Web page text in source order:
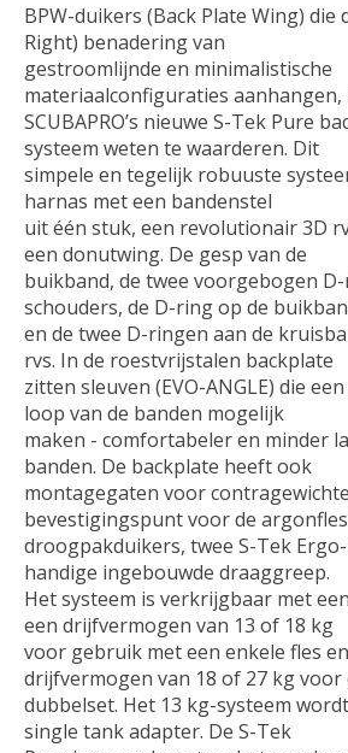
BPW-duikers (Back Plate Wing) die
Right) benadering van
gestroomlijnde en minimalistische
materiaalconfiguraties aanhangen,
SCUBAPRO’s nieuwe S-Tek Pure
systeem weten te waarderen. Dit
simpele en tegelijk robuuste
harnas met een bandenstel
uit één stuk, een revolutionair 3D
een donutwing. De gesp van de
buikband, de twee voorgebogen
schouders, de D-ring op de
en de twee D-ringen aan de
rvs. In de roestvrijstalen backplate
zitten sleuven (EVO-ANGLE) die
loop van de banden mogelijk
maken - comfortabeler en minder
banden. De backplate heeft ook
montagegaten voor
bevestigingspunt voor de
droogpakduikers, twee S-Tek
handige ingebouwde draaggreep.
Het systeem is verkrijgbaar met
een drijfvermogen van 13 of 18 kg
voor gebruik met een enkele fles
drijfvermogen van 18 of 27 kg voor
dubbelset. Het 13 kg-systeem
single tank adapter. De S-Tek